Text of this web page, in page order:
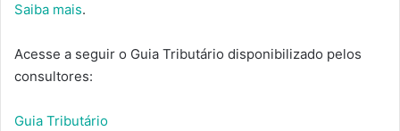
Saiba mais.
Acesse a seguir o Guia Tributário disponibilizado pelos
consultores:
Guia Tributário